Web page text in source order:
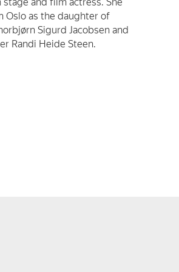
Oslo as the daughter of
Sigurd Jacobsen and
Randi Heide Steen.